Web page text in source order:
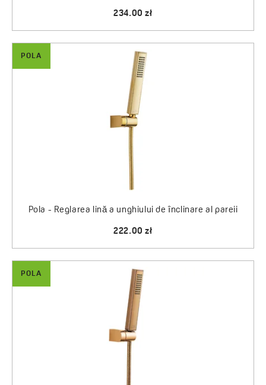
234.00 zł
POLA
Pola - Reglarea lină a unghiului de înclinare al pareii
222.00 zł
POLA